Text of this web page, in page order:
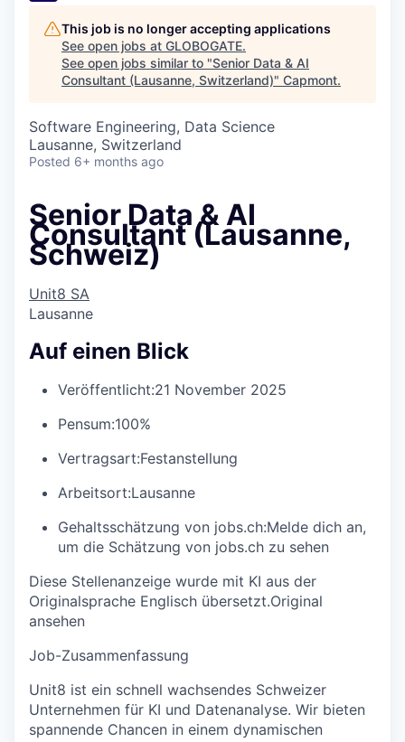
This job is no longer accepting applications
See open jobs at GLOBOGATE.
See open jobs similar to "Senior Data & AI
Consultant (Lausanne, Switzerland)" Capmont.
Software Engineering, Data Science
Lausanne, Switzerland
Posted 6+ months ago
Senior Data & AI
Consultant (Lausanne,
Schweiz)
Unit8 SA
Lausanne
Auf einen Blick
Veröffentlicht:21 November 2025
Pensum:100%
Vertragsart:Festanstellung
Arbeitsort:Lausanne
Gehaltsschätzung von jobs.ch:Melde dich an,
um die Schätzung von jobs.ch zu sehen
Diese Stellenanzeige wurde mit KI aus der
Originalsprache Englisch übersetzt.Original
ansehen
Job-Zusammenfassung
Unit8 ist ein schnell wachsendes Schweizer
Unternehmen für KI und Datenanalyse. Wir bieten
spannende Chancen in einem dynamischen